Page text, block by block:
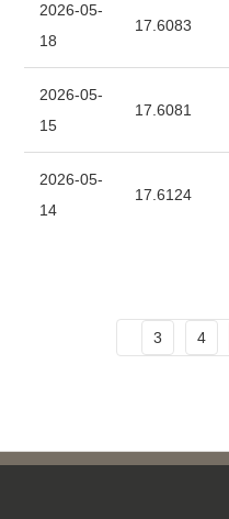
2026-05-
18
17.6083
2026-05-
15
17.6081
2026-05-
14
17.6124
3 4